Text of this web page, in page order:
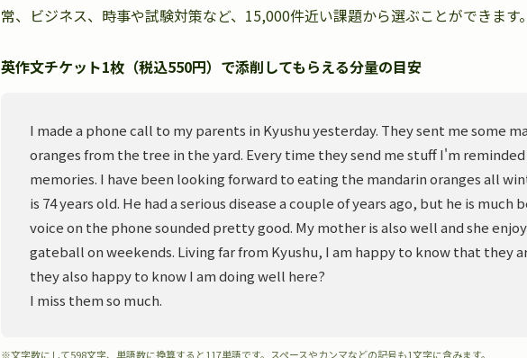
常、ビジネス、時事や試験対策など、15,000件近い課題から選ぶことができます
英作文チケット1枚（税込550円）で添削してもらえる分量の目安
I made a phone call to my parents in Kyushu yesterday. They sent me some
oranges from the tree in the yard. Every time they send me stuff I'm
memories. I have been looking forward to eating the mandarin oranges all
is 74 years old. He had a serious disease a couple of years ago, but he is much
voice on the phone sounded pretty good. My mother is also well and she
gateball on weekends. Living far from Kyushu, I am happy to know that they
they also happy to know I am doing well here?
I miss them so much.
※文字数にして598文字、単語数に換算すると117単語です。スペースやカンマなどの記号も1文字に含みます。